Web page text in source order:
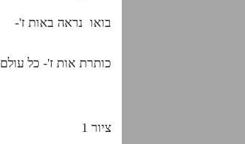
בואו נראה באות ז'-
כותרת אות ז'- כל
ציור 1